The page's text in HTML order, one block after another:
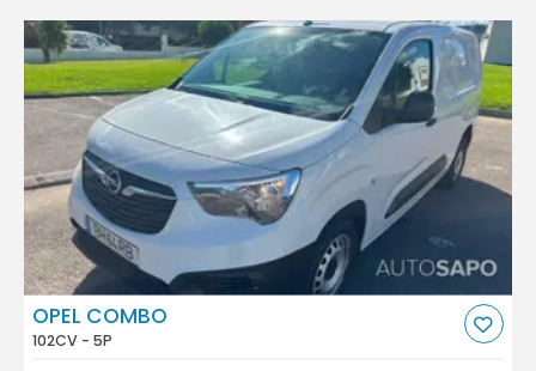
OPEL COMBO
102CV - 5P